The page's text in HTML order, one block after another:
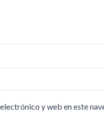
y web en este